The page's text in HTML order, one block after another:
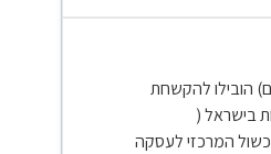
הובילו להקשחת
בישראל (
המרכזי לעסקה